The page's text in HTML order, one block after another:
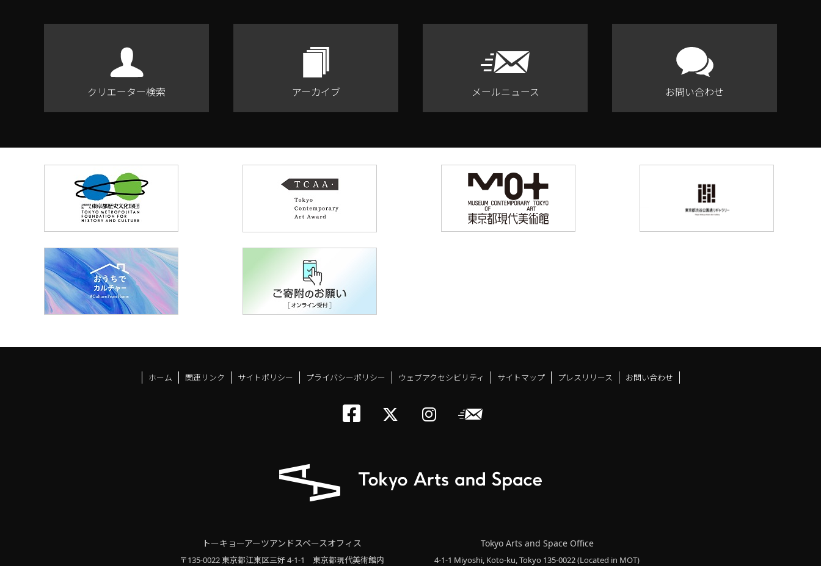
クリエーター検索 アーカイブ メールニュース お問い合わせ
ホーム 関連リンク サイトポリシー プライバシーポリシー ウェブアクセシビリティ サイトマップ プレスリリース お問い合わせ
トーキョーアーツアンドスペースfacebook
メールニュース
トーキョーアーツアンドスペースオフィス
〒135-0022 東京都江東区三好 4-1-1 東京都現代美術館内
Tokyo Arts and Space Office
4-1-1 Miyoshi, Koto-ku, Tokyo 135-0022(Located in MOT)